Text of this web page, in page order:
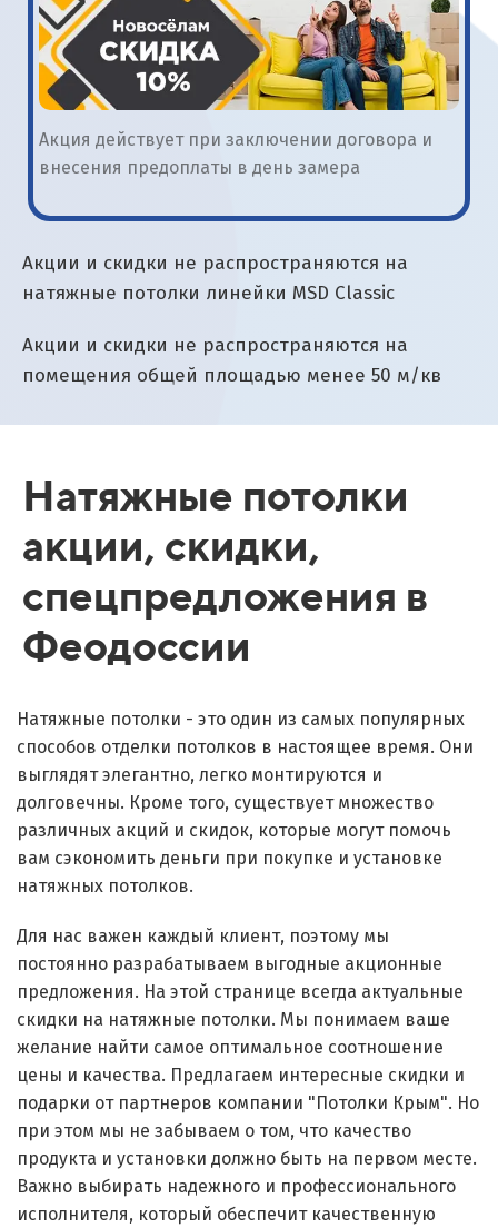
Акции и скидки не распространяются на
натяжные потолки линейки MSD Classic
Акции и скидки не распространяются на
помещения общей площадью менее 50 м/кв
Натяжные потолки
акции, скидки,
спецпредложения в
Феодоссии
Натяжные потолки - это один из самых популярных
способов отделки потолков в настоящее время. Они
выглядят элегантно, легко монтируются и
долговечны. Кроме того, существует множество
различных акций и скидок, которые могут помочь
вам сэкономить деньги при покупке и установке
натяжных потолков.
Для нас важен каждый клиент, поэтому мы
постоянно разрабатываем выгодные акционные
предложения. На этой странице всегда актуальные
скидки на натяжные потолки. Мы понимаем ваше
желание найти самое оптимальное соотношение
цены и качества. Предлагаем интересные скидки и
подарки от партнеров компании "Потолки Крым". Но
при этом мы не забываем о том, что качество
продукта и установки должно быть на первом месте.
Важно выбирать надежного и профессионального
исполнителя, который обеспечит качественную